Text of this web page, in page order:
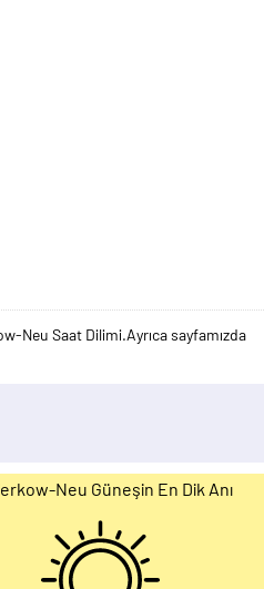
Neu Saat Dilimi.Ayrıca sayfamızda
Neu Güneşin En Dik Anı